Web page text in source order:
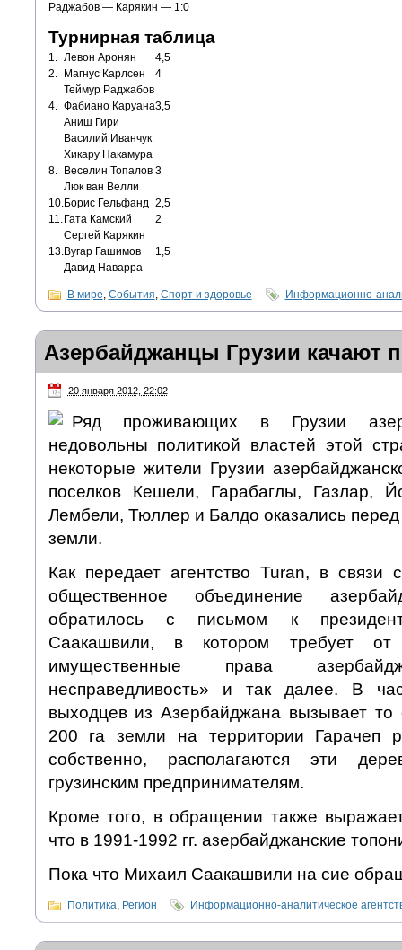
Раджабов — Карякин — 1:0
Турнирная таблица
1. Левон Аронян
4,5
2.
Магнус Карлсен
Теймур Раджабов
4
4. Фабиано Каруана
Аниш Гири
Василий Иванчук
Хикару Накамура
3,5
8.
Веселин Топалов
Люк ван Велли
3
10.Борис Гельфанд 2,5
11. Гата Камский
Сергей Карякин
2
13.Вугар Гашимов
Давид Наварра
1,5
В мире, События, Спорт и здоровье Информационно-
Азербайджанцы Грузии качают
20 января 2012, 22:02
Ряд проживающих в Грузии
недовольны политикой властей этой
некоторые жители Грузии
поселков Кешели, Гарабаглы, Газлар,
Лембели, Тюллер и Балдо оказались перед
земли.
Как передает агентство Turan, в связи
общественное объединение
обратилось с письмом к
Саакашвили, в котором требует от
имущественные права
несправедливость» и так далее. В
выходцев из Азербайджана вызывает то
200 га земли на территории Гарачеп
собственно, располагаются эти
грузинским предпринимателям.
Кроме того, в обращении также
что в 1991-1992 гг. азербайджанские
Пока что Михаил Саакашвили на сие
Политика, Регион Информационно-аналитическое